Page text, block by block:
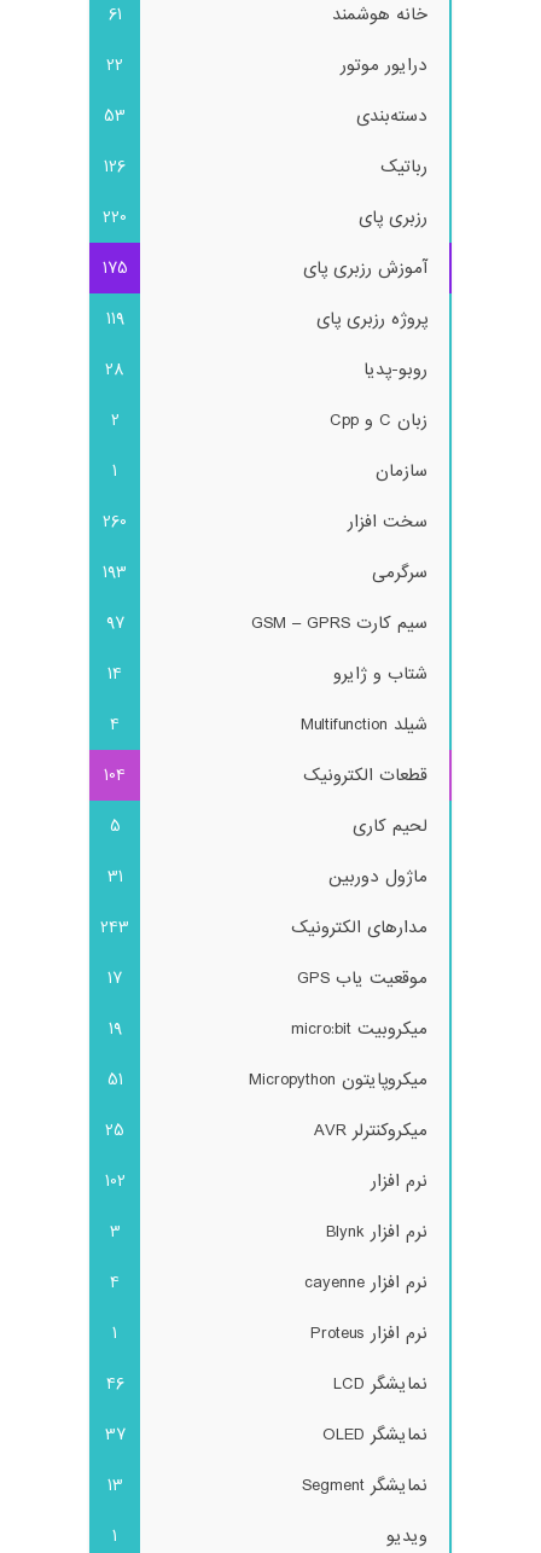
خانه هوشمند
61
درایور موتور
22
دسته‌بندی
53
رباتیک
126
رزبری پای
220
آموزش رزبری پای
175
پروژه رزبری پای
119
روبو-پدیا
28
زبان C و Cpp
2
سازمان
1
سخت افزار
260
سرگرمی
193
سیم کارت GSM – GPRS
97
شتاب و ژایرو
14
شیلد Multifunction
4
قطعات الکترونیک
104
لحیم کاری
5
ماژول دوربین
31
مدارهای الکترونیک
243
موقعیت یاب GPS
17
میکروبیت micro:bit
19
میکروپایتون Micropython
51
میکروکنترلر AVR
25
نرم افزار
102
نرم افزار Blynk
3
نرم افزار cayenne
4
نرم افزار Proteus
1
نمایشگر LCD
46
نمایشگر OLED
37
نمایشگر Segment
13
ویدیو
1